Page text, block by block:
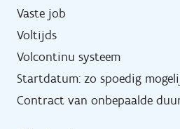
Vaste job
Voltijds
Volcontinu systeem
Startdatum: zo spoedig
Contract van onbepaalde